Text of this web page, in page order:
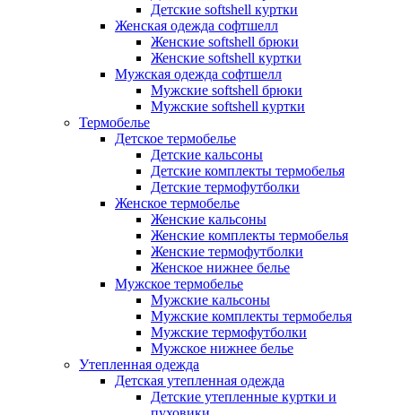
Детские softshell куртки
Женская одежда софтшелл
Женские softshell брюки
Женские softshell куртки
Мужская одежда софтшелл
Мужские softshell брюки
Мужские softshell куртки
Термобелье
Детское термобелье
Детские кальсоны
Детские комплекты термобелья
Детские термофутболки
Женское термобелье
Женские кальсоны
Женские комплекты термобелья
Женские термофутболки
Женское нижнее белье
Мужское термобелье
Мужские кальсоны
Мужские комплекты термобелья
Мужские термофутболки
Мужское нижнее белье
Утепленная одежда
Детская утепленная одежда
Детские утепленные куртки и